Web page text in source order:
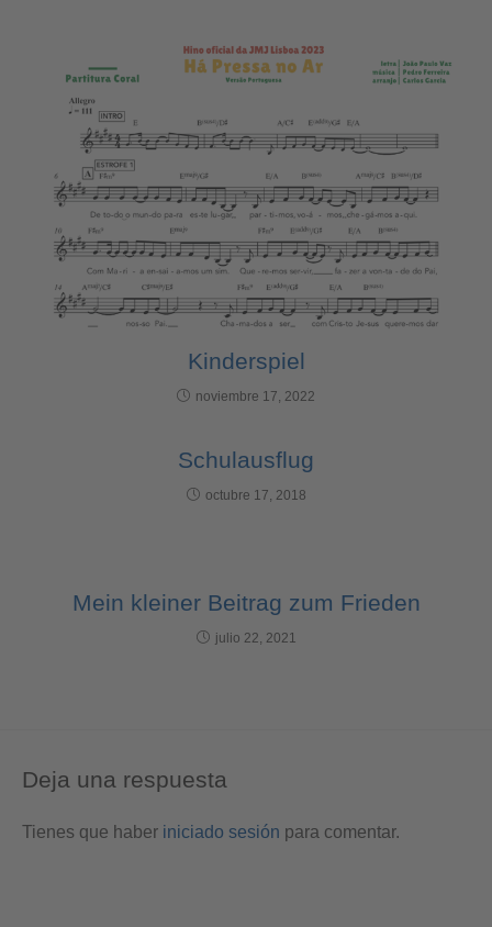
Kinderspiel
noviembre 17, 2022
Schulausflug
octubre 17, 2018
Mein kleiner Beitrag zum Frieden
julio 22, 2021
Deja una respuesta
Tienes que haber iniciado sesión para comentar.